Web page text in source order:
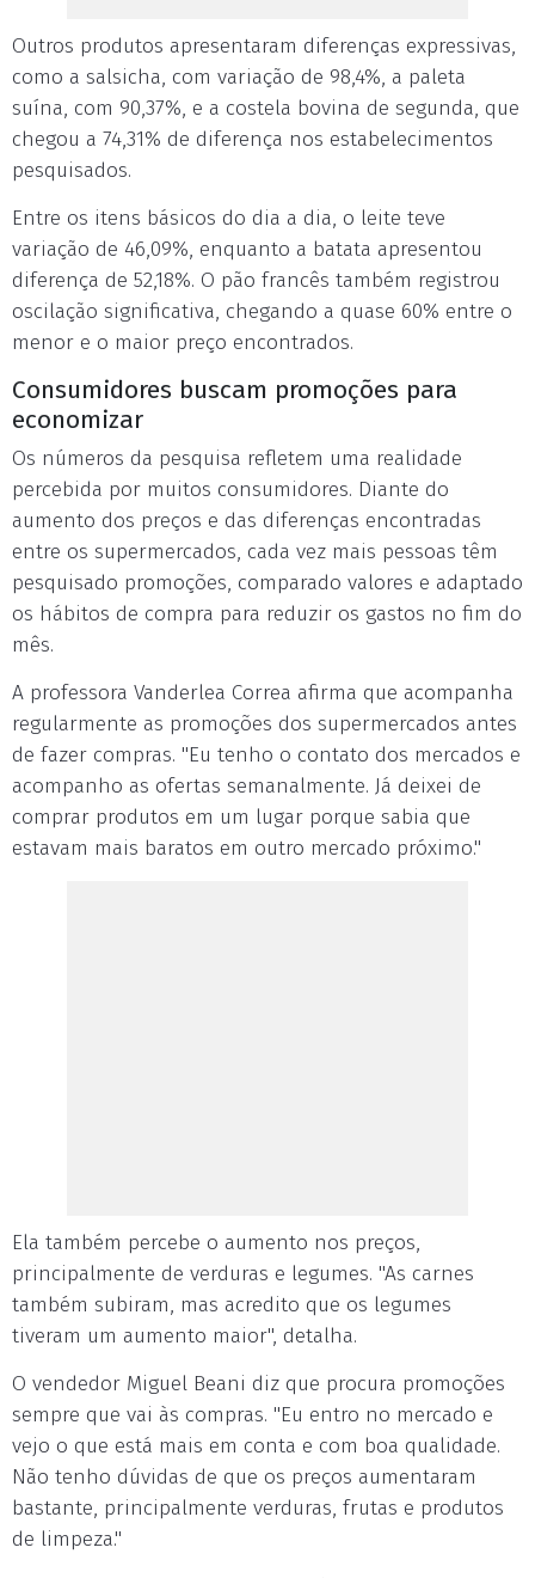
Outros produtos apresentaram diferenças expressivas,
como a salsicha, com variação de 98,4%, a paleta
suína, com 90,37%, e a costela bovina de segunda, que
chegou a 74,31% de diferença nos estabelecimentos
pesquisados.
Entre os itens básicos do dia a dia, o leite teve
variação de 46,09%, enquanto a batata apresentou
diferença de 52,18%. O pão francês também registrou
oscilação significativa, chegando a quase 60% entre o
menor e o maior preço encontrados.
Consumidores buscam promoções para
economizar
Os números da pesquisa refletem uma realidade
percebida por muitos consumidores. Diante do
aumento dos preços e das diferenças encontradas
entre os supermercados, cada vez mais pessoas têm
pesquisado promoções, comparado valores e adaptado
os hábitos de compra para reduzir os gastos no fim do
mês.
A professora Vanderlea Correa afirma que acompanha
regularmente as promoções dos supermercados antes
de fazer compras. "Eu tenho o contato dos mercados e
acompanho as ofertas semanalmente. Já deixei de
comprar produtos em um lugar porque sabia que
estavam mais baratos em outro mercado próximo."
Ela também percebe o aumento nos preços,
principalmente de verduras e legumes. "As carnes
também subiram, mas acredito que os legumes
tiveram um aumento maior", detalha.
O vendedor Miguel Beani diz que procura promoções
sempre que vai às compras. "Eu entro no mercado e
vejo o que está mais em conta e com boa qualidade.
Não tenho dúvidas de que os preços aumentaram
bastante, principalmente verduras, frutas e produtos
de limpeza."